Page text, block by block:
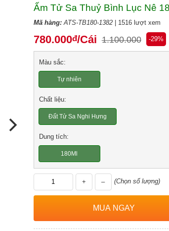
Ấm Tử Sa Thuỷ Bình Lục Nê
Mã hàng:ATS-TB180-1382| 1516 lượt xem
780.000đ/Cái 1.100.000 -29%
Màu sắc:
Tự nhiên
Chất liệu:
Đất Tử Sa Nghi Hưng
Dung tích:
180Ml
+ – (Chọn số lượng)